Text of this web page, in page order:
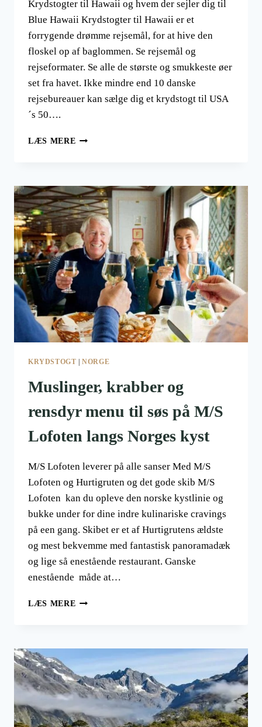
Krydstogter til Hawaii og hvem der sejler dig til
Blue Hawaii Krydstogter til Hawaii er et
forrygende drømme rejsemål, for at hive den
floskel op af baglommen. Se rejsemål og
rejseformater. Se alle de største og smukkeste øer
set fra havet. Ikke mindre end 10 danske
rejsebureauer kan sælge dig et krydstogt til USA
´s 50….
LÆS MERE KRYDSTOGTER
HVEM
DER
SEJLER
DIG
TIL
BLUE
HAWAII
KRYDSTOGT |NORGE
Muslinger, krabber og
rensdyr menu til søs på M/S
Lofoten langs Norges kyst
M/S Lofoten leverer på alle sanser Med M/S
Lofoten og Hurtigruten og det gode skib M/S
Lofoten kan du opleve den norske kystlinie og
bukke under for dine indre kulinariske cravings
på een gang. Skibet er et af Hurtigrutens ældste
og mest bekvemme med fantastisk panoramadæk
og lige så enestående restaurant. Ganske
enestående måde at…
LÆS MERE MUSLINGER,
MENU
SØS
PÅ
M/S
LOFOTEN
LANGS